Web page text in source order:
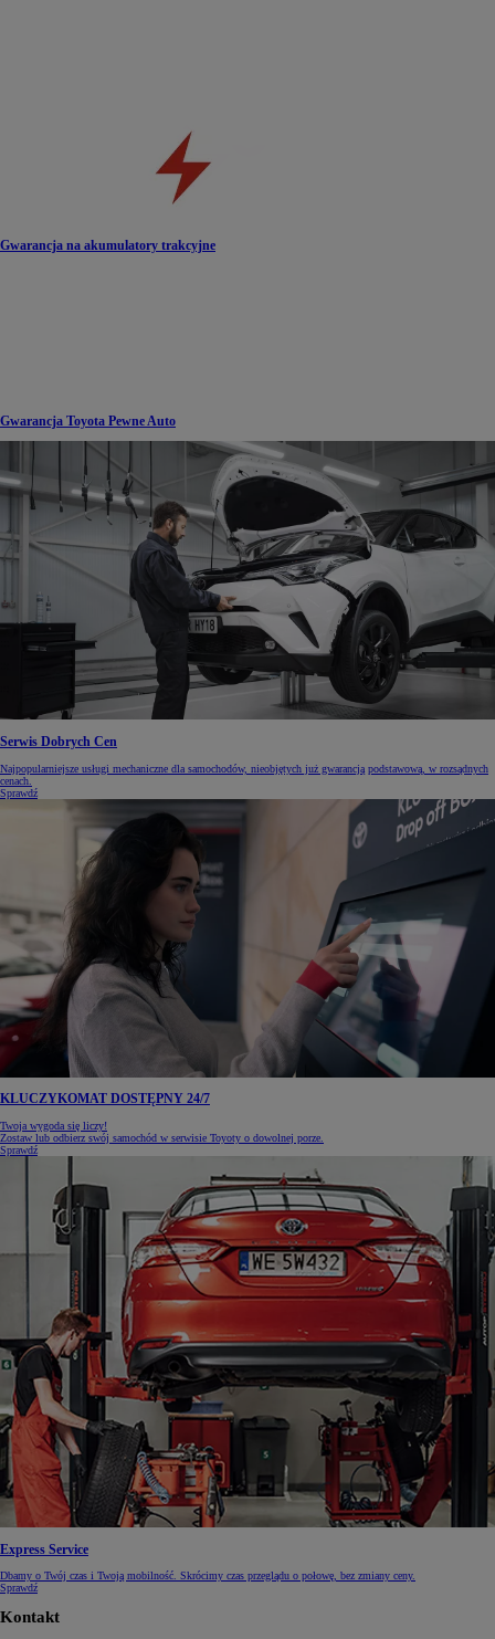
Gwarancja na akumulatory trakcyjne
Gwarancja Toyota Pewne Auto
Serwis Dobrych Cen
Najpopularniejsze usługi mechaniczne dla samochodów, nieobjętych już gwarancją podstawową, w rozsądnych
cenach.
Sprawdź
KLUCZYKOMAT DOSTĘPNY 24/7
Twoja wygoda się liczy!
Zostaw lub odbierz swój samochód w serwisie Toyoty o dowolnej porze.
Sprawdź
Express Service
Dbamy o Twój czas i Twoją mobilność. Skrócimy czas przeglądu o połowę, bez zmiany ceny.
Sprawdź
Kontakt